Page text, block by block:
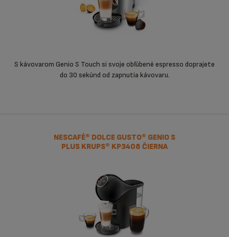
S kávovarom Genio S Touch si svoje obľúbené espresso doprajete
do 30 sekúnd od zapnutia kávovaru.
NESCAFÉ® DOLCE GUSTO® GENIO S
PLUS KRUPS® KP3408 ČIERNA